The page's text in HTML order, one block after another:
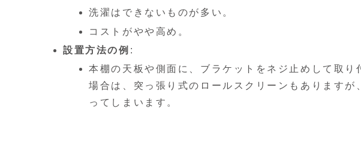
洗濯はできないものが多い。
コストがやや高め。
設置方法の例 :
本棚の天板や側面に、ブラケットをネジ止めして取
場合は、突っ張り式のロールスクリーンもあります
ってしまいます。